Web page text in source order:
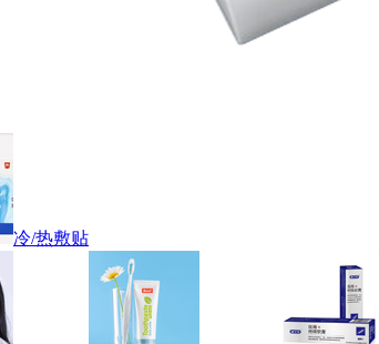
冷/热敷贴